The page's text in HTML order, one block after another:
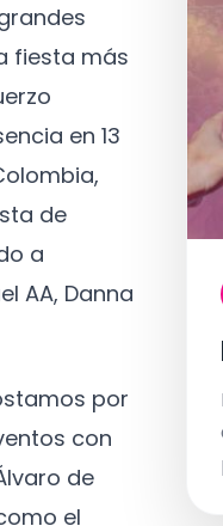
fiesta más
en 13
de
a
AA, Danna
por
con
de
el